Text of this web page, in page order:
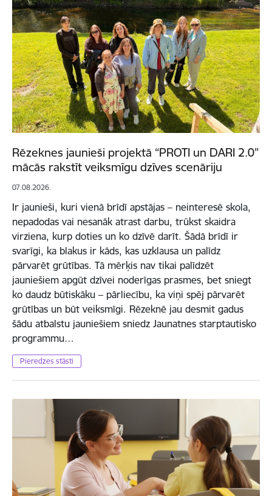
Rēzeknes jaunieši projektā “PROTI un DARI 2.0”
mācās rakstīt veiksmīgu dzīves scenāriju
07.08.2026.
Ir jaunieši, kuri vienā brīdī apstājas – neinteresē skola,
nepadodas vai nesanāk atrast darbu, trūkst skaidra
virziena, kurp doties un ko dzīvē darīt. Šādā brīdī ir
svarīgi, ka blakus ir kāds, kas uzklausa un palīdz
pārvarēt grūtības. Tā mērķis nav tikai palīdzēt
jauniešiem apgūt dzīvei noderīgas prasmes, bet sniegt
ko daudz būtiskāku – pārliecību, ka viņi spēj pārvarēt
grūtības un būt veiksmīgi. Rēzeknē jau desmit gadus
šādu atbalstu jauniešiem sniedz Jaunatnes starptautisko
programmu…
Pieredzes stāsti